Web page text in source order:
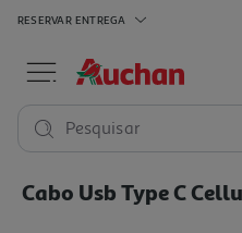
RESERVAR ENTREGA
Pesquisar
Cabo Usb Type C